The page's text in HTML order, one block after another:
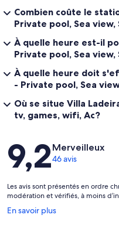
Combien coûte le
Private pool, Sea
À quelle heure est-il
Private pool, Sea
À quelle heure doit
- Private pool, Sea
Où se situe Villa
tv, games, wifi, Ac?
Avis
9,2Merveilleux
46 avis
Les avis sont présentés en ordre
modération et vérifiés, à moins
En savoir plus
S’ouvre